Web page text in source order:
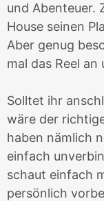
und Abenteuer.
House seinen
Aber genug
mal das Reel
Solltet ihr
wäre der
haben nämlich
einfach
schaut einfach
persönlich